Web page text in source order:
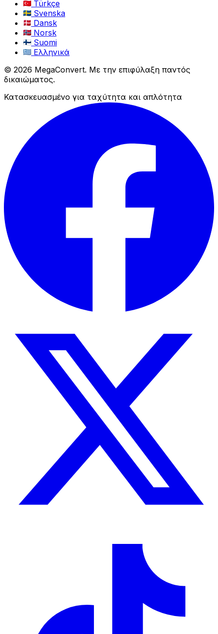
Türkçe
Svenska
Dansk
Norsk
Suomi
Ελληνικά
© 2026 MegaConvert. Με την επιφύλαξη παντός
δικαιώματος.
Κατασκευασμένο για ταχύτητα και απλότητα